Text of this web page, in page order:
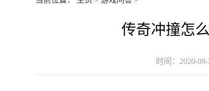
传奇冲撞怎
时间：2020-